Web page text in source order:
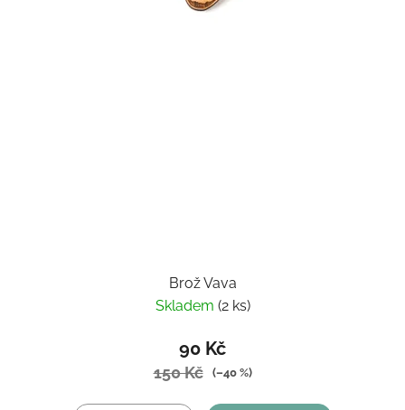
Brož Vava
Skladem (2 ks)
90 Kč
150 Kč (–40 %)